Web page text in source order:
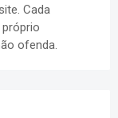
Cada
ofenda.